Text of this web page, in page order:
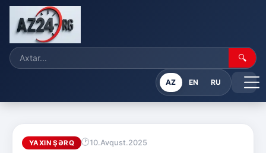
🔍
AZ EN RU
YAXIN ŞƏRQ 10.Avqust.2025